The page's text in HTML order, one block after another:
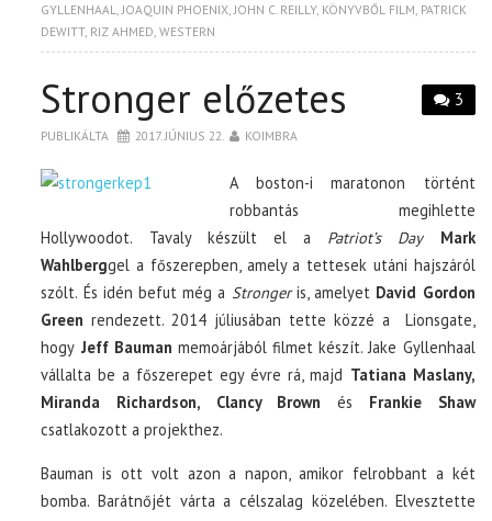
GYLLENHAAL,JOAQUIN PHOENIX,JOHN C. REILLY, KÖNYVBŐL FILM, PATRICK
DEWITT, RIZ AHMED,WESTERN
3
Stronger előzetes
PUBLIKÁLTA 2017. JÚNIUS 22. KOIMBRA
A boston-i maratonon történt
robbantás megihlette
Hollywoodot. Tavaly készült el a Patriot’s Day
Mark
Wahlberggel a főszerepben, amely a tettesek utáni hajszáról
szólt. És idén befut még a Strongeris, amelyet David Gordon
Green rendezett. 2014 júliusában tette közzé a Lionsgate,
hogy Jeff Bauman memoárjából filmet készít. Jake Gyllenhaal
vállalta be a főszerepet egy évre rá, majd Tatiana Maslany,
Miranda Richardson, Clancy Brown és Frankie Shaw
csatlakozott a projekthez.
Bauman is ott volt azon a napon, amikor felrobbant a két
bomba. Barátnőjét várta a célszalag közelében. Elvesztette